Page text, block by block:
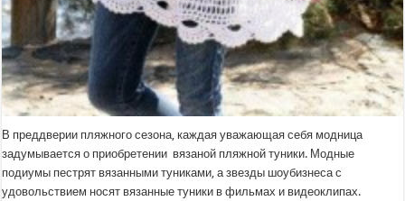
В преддверии пляжного сезона, каждая уважающая себя модница
задумывается о приобретении вязаной пляжной туники. Модные
подиумы пестрят вязанными туниками, а звезды шоубизнеса с
удовольствием носят вязанные туники в фильмах и видеоклипах.